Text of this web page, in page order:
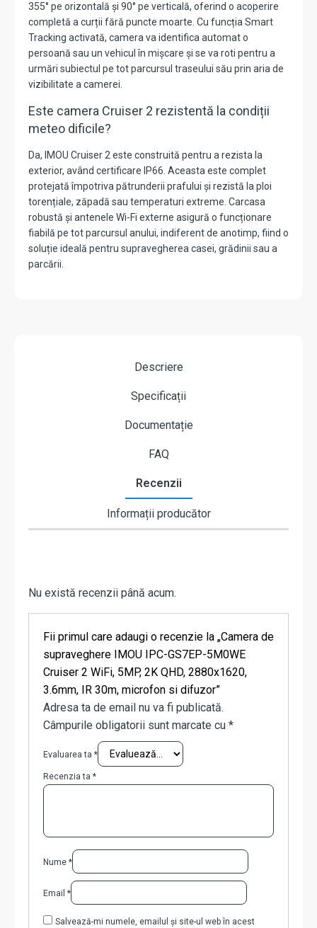
355° pe orizontală și 90° pe verticală, oferind o acoperire
completă a curții fără puncte moarte. Cu funcția Smart
Tracking activată, camera va identifica automat o
persoană sau un vehicul în mișcare și se va roti pentru a
urmări subiectul pe tot parcursul traseului său prin aria de
vizibilitate a camerei.
Este camera Cruiser 2 rezistentă la condiții
meteo dificile?
Da, IMOU Cruiser 2 este construită pentru a rezista la
exterior, având certificare IP66. Aceasta este complet
protejată împotriva pătrunderii prafului și rezistă la ploi
torențiale, zăpadă sau temperaturi extreme. Carcasa
robustă și antenele Wi-Fi externe asigură o funcționare
fiabilă pe tot parcursul anului, indiferent de anotimp, fiind o
soluție ideală pentru supravegherea casei, grădinii sau a
parcării.
Descriere
Specificații
Documentație
FAQ
Recenzii
Informații producător
Nu există recenzii până acum.
Fii primul care adaugi o recenzie la „Camera de
supraveghere IMOU IPC-GS7EP-5M0WE
Cruiser 2 WiFi, 5MP, 2K QHD, 2880x1620,
3.6mm, IR 30m, microfon si difuzor”
Adresa ta de email nu va fi publicată.
Câmpurile obligatorii sunt marcate cu *
Evaluarea ta *
Recenzia ta *
Nume *
Email *
Salvează-mi numele, emailul și site-ul web în acest